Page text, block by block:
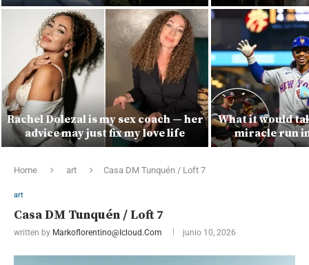
Rachel Dolezal is my sex coach — her
advice may just fix my love life
What it would
miracle run
Home art Casa DM Tunquén / Loft 7
art
Casa DM Tunquén / Loft 7
written by Markoflorentino@icloud.com junio 10, 2026